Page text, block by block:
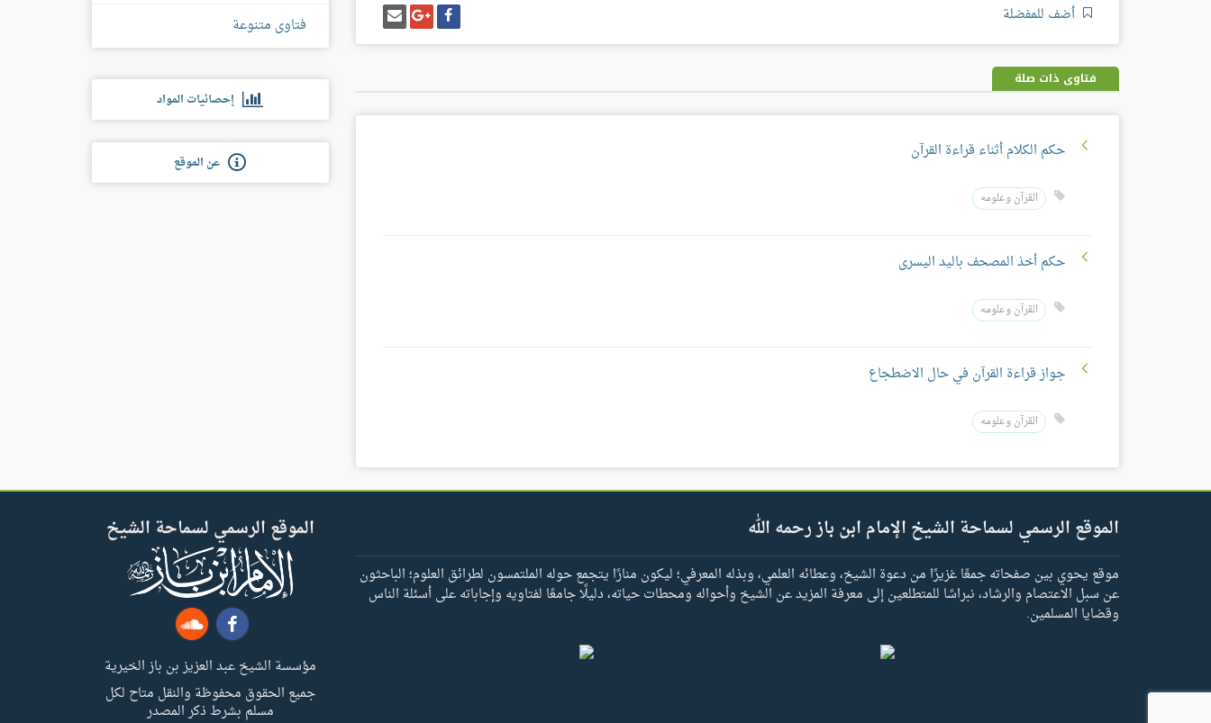
أضف للمفضلة شارك
على
فيسبوك
شارك
على
غوغل
بلس
إرسل
إيميل
فتاوى ذات صلة
حكم الكلام أثناء قراءة القرآن
القرآن وعلومه
حكم أخذ المصحف باليد اليسرى
القرآن وعلومه
جواز قراءة القرآن في حال الاضطجاع
القرآن وعلومه
فتاوى متنوعة
إحصائيات المواد
عن الموقع
الموقع الرسمي لسماحة الشيخ الإمام ابن باز رحمه الله
موقع يحوي بين صفحاته جمعًا غزيرًا من دعوة الشيخ، وعطائه العلمي، وبذله المعرفي؛ ليكون منارًا يتجمع حوله الملتمسون لطرائق العلوم؛ الباحثون
عن سبل الاعتصام والرشاد، نبراسًا للمتطلعين إلى معرفة المزيد عن الشيخ وأحواله ومحطات حياته، دليلًا جامعًا لفتاويه وإجاباته على أسئلة الناس
وقضايا المسلمين.
الموقع الرسمي لسماحة الشيخ
مؤسسة الشيخ عبد العزيز بن باز الخيرية
جميع الحقوق محفوظة والنقل متاح لكل
مسلم بشرط ذكر المصدر